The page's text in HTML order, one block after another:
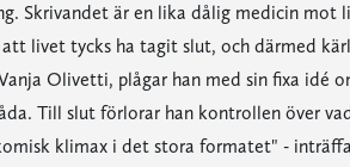
Skrivandet är en lika dålig medicin mot
livet tycks ha tagit slut, och därmed
Olivetti, plågar han med sin fixa idé
Till slut förlorar han kontrollen över
klimax i det stora formatet" -